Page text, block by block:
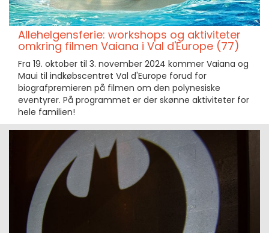
Allehelgensferie: workshops og aktiviteter
omkring filmen Vaiana i Val d'Europe (77)
Fra 19. oktober til 3. november 2024 kommer Vaiana og
Maui til indkøbscentret Val d'Europe forud for
biografpremieren på filmen om den polynesiske
eventyrer. På programmet er der skønne aktiviteter for
hele familien!